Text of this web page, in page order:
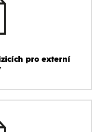
pro externí